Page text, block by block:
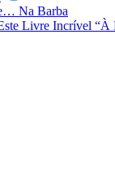
Na Barba
Livre Incrível “À